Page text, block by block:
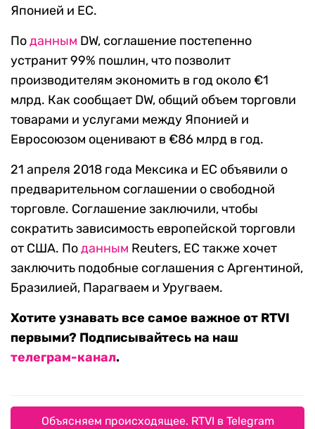
Японией и ЕС.
Поданным DW, соглашение постепенно
устранит 99% пошлин, что позволит
производителям экономить в год около €1
млрд. Как сообщает DW, общий объем торговли
товарами и услугами между Японией и
Евросоюзом оценивают в €86 млрд в год.
21 апреля 2018 года Мексика и ЕС объявили о
предварительном соглашении о свободной
торговле. Соглашение заключили, чтобы
сократить зависимость европейской торговли
от США. Поданным Reuters, ЕС также хочет
заключить подобные соглашения с Аргентиной,
Бразилией, Парагваем и Уругваем.
Хотите узнавать все самое важное от RTVI
первыми? Подписывайтесь на наш
телеграм-канал.
Объясняем происходящее. RTVI в Telegram